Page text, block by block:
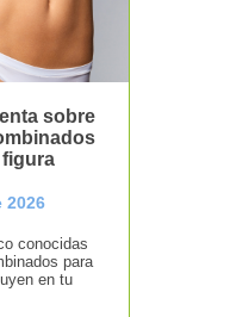
sobre
2026
conocidas
para
en tu